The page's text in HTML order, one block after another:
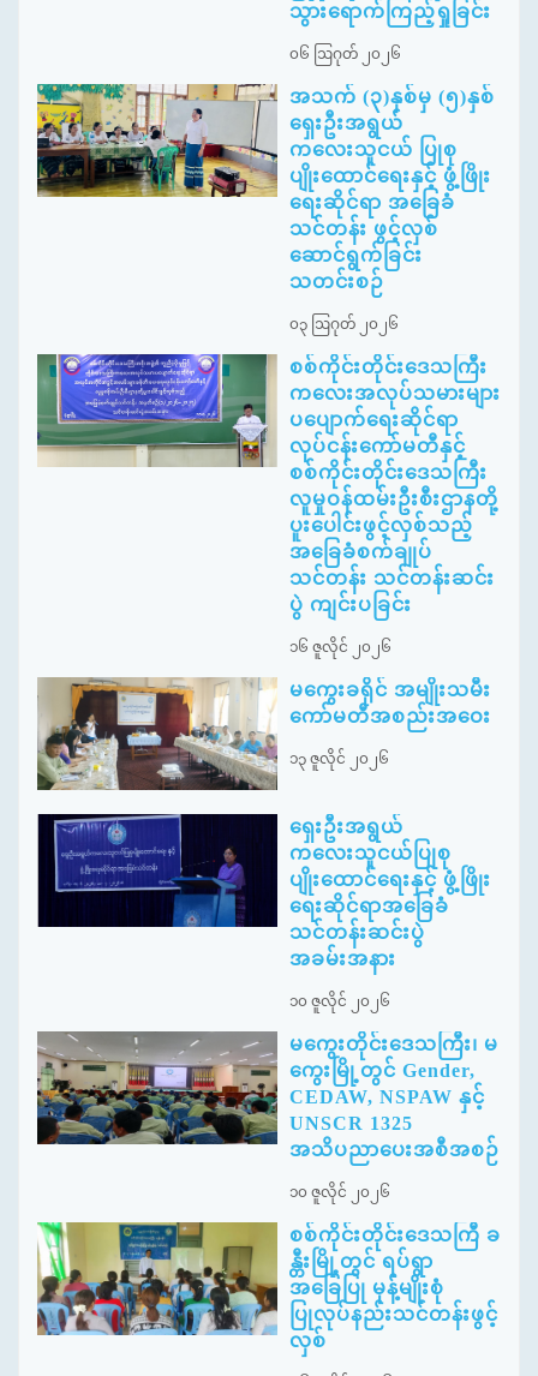
သွားရောက်ကြည့်ရှုခြင်း
၀၆ ဩဂုတ် ၂၀၂၆
အသက် (၃)နှစ်မှ (၅)နှစ်
ရှေးဦးအရွယ်
ကလေးသူငယ် ပြုစု
ပျိုးထောင်ရေးနှင့် ဖွံ့ဖြိုး
ရေးဆိုင်ရာ အခြေခံ
သင်တန်း ဖွင့်လှစ်
ဆောင်ရွက်ခြင်း
သတင်းစဉ်
၀၃ ဩဂုတ် ၂၀၂၆
စစ်ကိုင်းတိုင်းဒေသကြီး
ကလေးအလုပ်သမားများ
ပပျောက်ရေးဆိုင်ရာ
လုပ်ငန်းကော်မတီနှင့်
စစ်ကိုင်းတိုင်းဒေသကြီး
လူမှုဝန်ထမ်းဦးစီးဌာနတို့
ပူးပေါင်းဖွင့်လှစ်သည့်
အခြေခံစက်ချုပ်
သင်တန်း သင်တန်းဆင်း
ပွဲ ကျင်းပခြင်း
၁၆ ဇူလိုင် ၂၀၂၆
မကွေးခရိုင် အမျိုးသမီး
ကော်မတီအစည်းအဝေး
၁၃ ဇူလိုင် ၂၀၂၆
ရှေးဦးအရွယ်
ကလေးသူငယ်ပြုစု
ပျိုးထောင်ရေးနှင့် ဖွံ့ဖြိုး
ရေးဆိုင်ရာအခြေခံ
သင်တန်းဆင်းပွဲ
အခမ်းအနား
၁၀ ဇူလိုင် ၂၀၂၆
မကွေးတိုင်းဒေသကြီး၊ မ
ကွေးမြို့တွင် Gender,
CEDAW, NSPAW နှင့်
UNSCR 1325
အသိပညာပေးအစီအစဉ်
၁၀ ဇူလိုင် ၂၀၂၆
စစ်ကိုင်းတိုင်းဒေသကြီ ခ
န္တီးမြို့တွင် ရပ်ရွာ
အခြေပြု မုန့်မျိုးစုံ
ပြုလုပ်နည်းသင်တန်းဖွင့်
လှစ်